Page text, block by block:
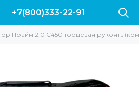
+7(800)333-22-91
Прайм 2.0 C450 торцевая рукоять